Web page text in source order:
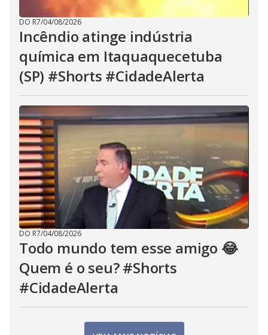
DO R7/04/08/2026
Incêndio atinge indústria
química em Itaquaquecetuba
(SP) #Shorts #CidadeAlerta
DO R7/04/08/2026
Todo mundo tem esse amigo 😂
Quem é o seu? #Shorts
#CidadeAlerta